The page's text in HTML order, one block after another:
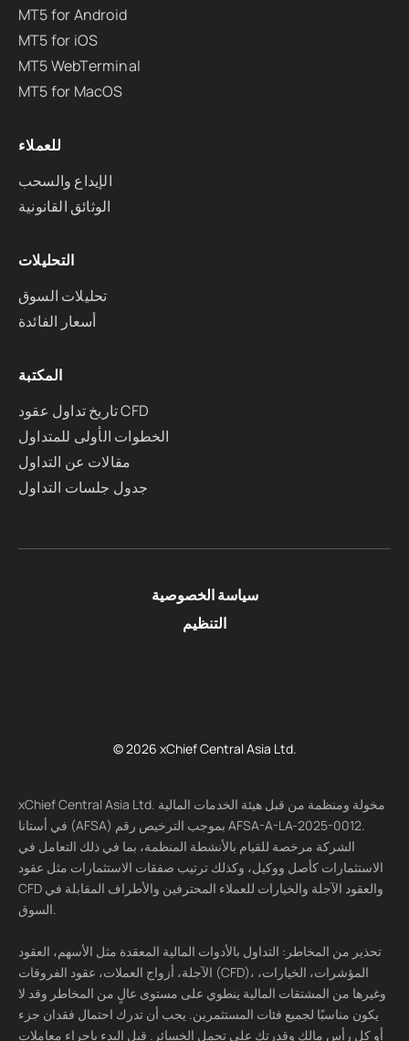
MT5 for Android
MT5 for iOS
MT5 WebTerminal
MT5 for MacOS
للعملاء
الإيداع والسحب
الوثائق القانونية
التحليلات
تحليلات السوق
أسعار الفائدة
المكتبة
تاريخ تداول عقود CFD
الخطوات الأولى للمتداول
مقالات عن التداول
جدول جلسات التداول
سياسة الخصوصية
التنظيم
© 2026 xChief Central Asia Ltd.
xChief Central Asia Ltd. مخولة ومنظمة من قبل هيئة الخدمات المالية
في أستانا (AFSA) بموجب الترخيص رقم AFSA-A-LA-2025-0012.
الشركة مرخصة للقيام بالأنشطة المنظمة، بما في ذلك التعامل في
الاستثمارات كأصل ووكيل، وكذلك ترتيب صفقات الاستثمارات مثل عقود
CFD والعقود الآجلة والخيارات للعملاء المحترفين والأطراف المقابلة في
السوق.
تحذير من المخاطر: التداول بالأدوات المالية المعقدة مثل الأسهم، العقود
الآجلة، أزواج العملات، عقود الفروقات (CFD)، المؤشرات، الخيارات،
وغيرها من المشتقات المالية ينطوي على مستوى عالٍ من المخاطر وقد لا
يكون مناسبًا لجميع فئات المستثمرين. يجب أن تدرك احتمال فقدان جزء
أو كل رأس مالك وقدرتك على تحمل الخسائر. قبل البدء بإجراء معاملات